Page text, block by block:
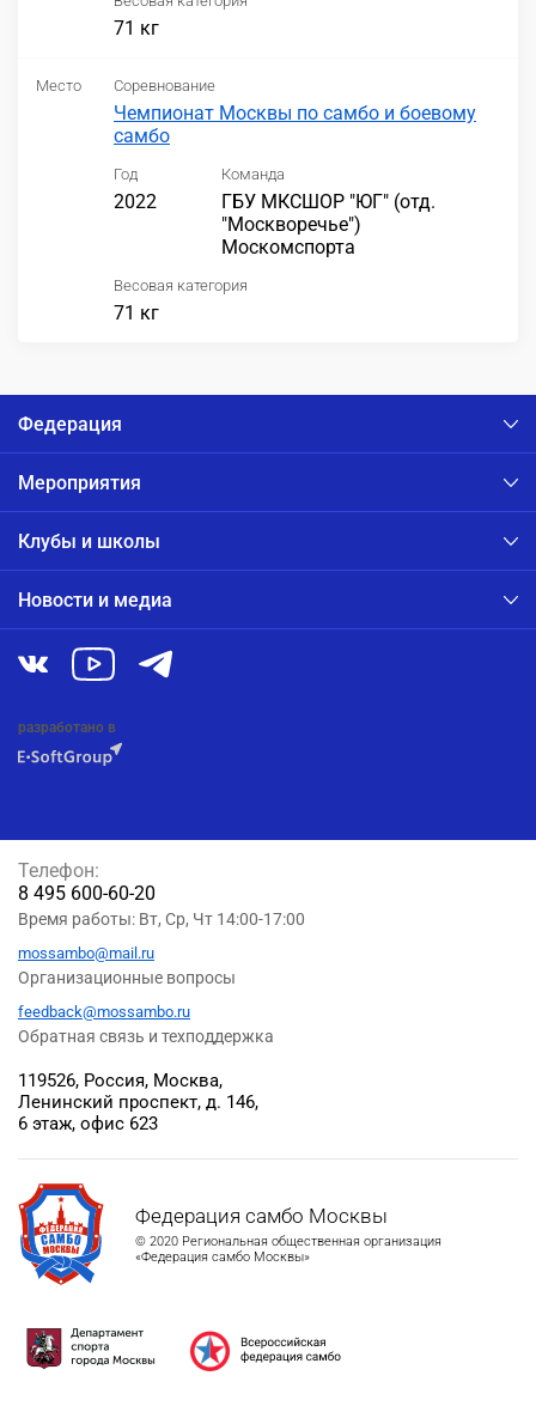
71 кг
Место Соревнование
Чемпионат Москвы по самбо и боевому
самбо
Год
2022
Команда
ГБУ МКСШОР "ЮГ" (отд.
"Москворечье")
Москомспорта
Весовая категория
71 кг
Федерация
Мероприятия
Клубы и школы
Новости и медиа
разработано в
Федерация самбо Москвы
© 2020 Региональная общественная организация
«Федерация самбо Москвы»
119526, Россия, Москва,
Ленинский проспект, д. 146,
6 этаж, офис 623
Телефон:
8 495 600-60-20
Время работы: Вт, Ср, Чт 14:00-17:00
mossambo@mail.ru
Организационные вопросы
feedback@mossambo.ru
Обратная связь и техподдержка